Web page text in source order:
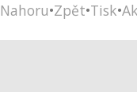
Nahoru•Zpět•Tisk•